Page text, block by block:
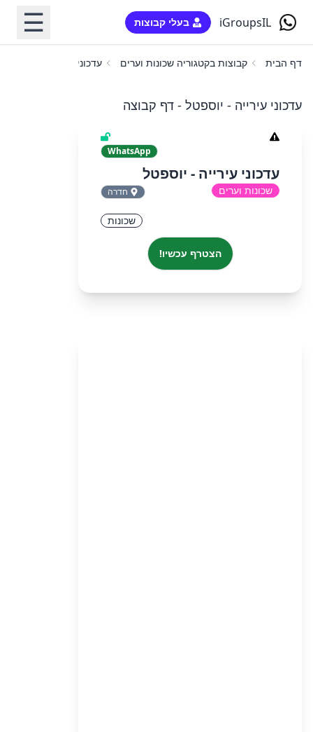
iGroupsIL בעלי קבוצות ☰
דף הבית קבוצות בקטגוריה שכונות וערים עדכוני עירייה - יוספטל
עדכוני עירייה - יוספטל - דף קבוצה
WhatsApp
עדכוני עירייה - יוספטל
שכונות וערים חדרה
שכונות
הצטרף עכשיו!